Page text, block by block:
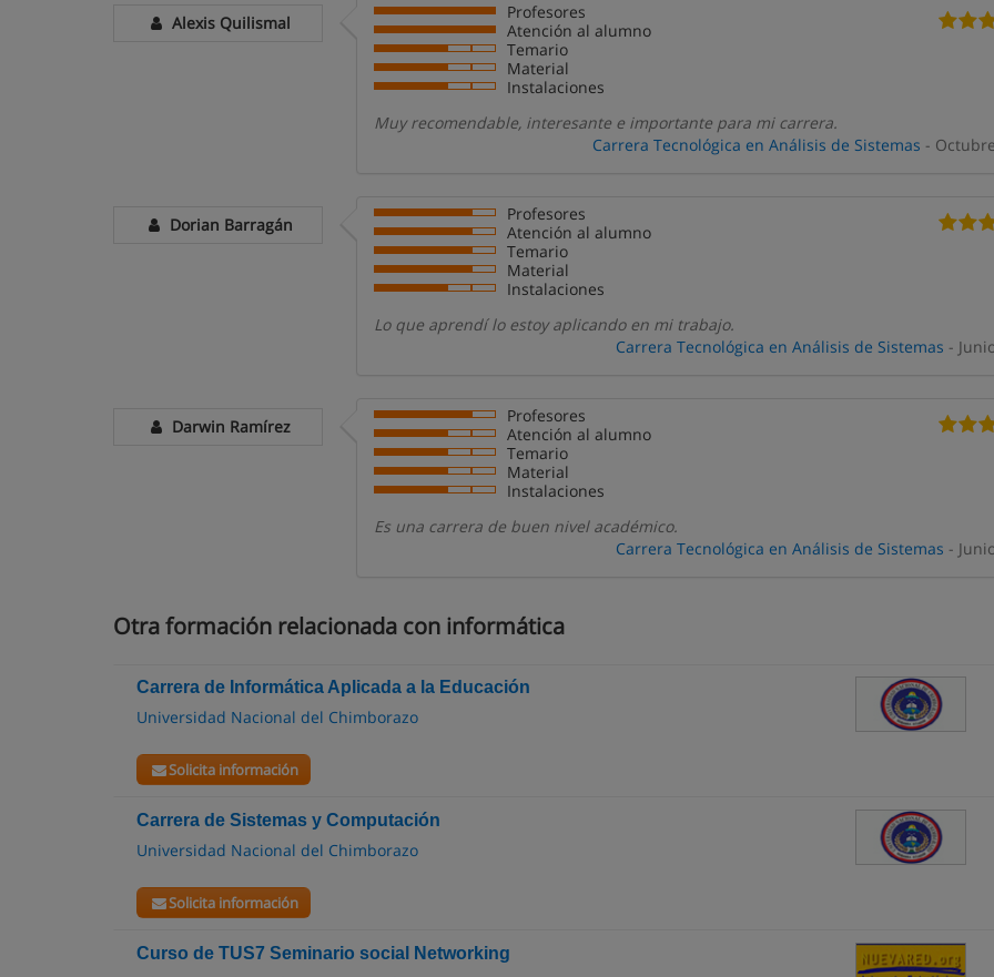
Alexis Quilismal
Profesores
Atención al alumno
Temario
Material
Instalaciones
Muy recomendable, interesante e importante para mi carrera.
Carrera Tecnológica en Análisis de Sistemas -
Dorian Barragán
Profesores
Atención al alumno
Temario
Material
Instalaciones
Lo que aprendí lo estoy aplicando en mi trabajo.
Carrera Tecnológica en Análisis de Sistemas -
Darwin Ramírez
Profesores
Atención al alumno
Temario
Material
Instalaciones
Es una carrera de buen nivel académico.
Carrera Tecnológica en Análisis de Sistemas -
Otra formación relacionada con informática
Carrera de Informática Aplicada a la Educación
Universidad Nacional del Chimborazo
Solicita información
Carrera de Sistemas y Computación
Universidad Nacional del Chimborazo
Solicita información
Curso de TUS7 Seminario social Networking